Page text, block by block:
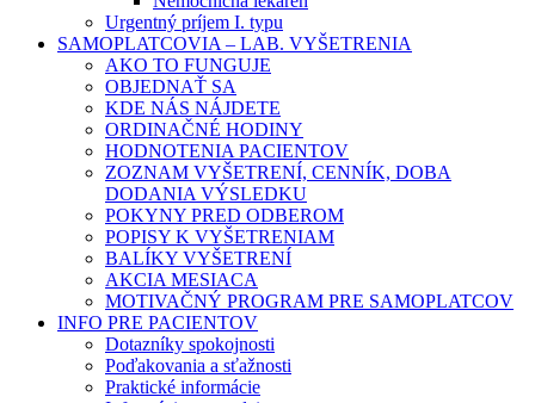
Urgentný príjem I. typu
SAMOPLATCOVIA – LAB. VYŠETRENIA
AKO TO FUNGUJE
OBJEDNAŤ SA
KDE NÁS NÁJDETE
ORDINAČNÉ HODINY
HODNOTENIA PACIENTOV
ZOZNAM VYŠETRENÍ, CENNÍK, DOBA
DODANIA VÝSLEDKU
POKYNY PRED ODBEROM
POPISY K VYŠETRENIAM
BALÍKY VYŠETRENÍ
AKCIA MESIACA
MOTIVAČNÝ PROGRAM PRE SAMOPLATCOV
INFO PRE PACIENTOV
Dotazníky spokojnosti
Poďakovania a sťažnosti
Praktické informácie